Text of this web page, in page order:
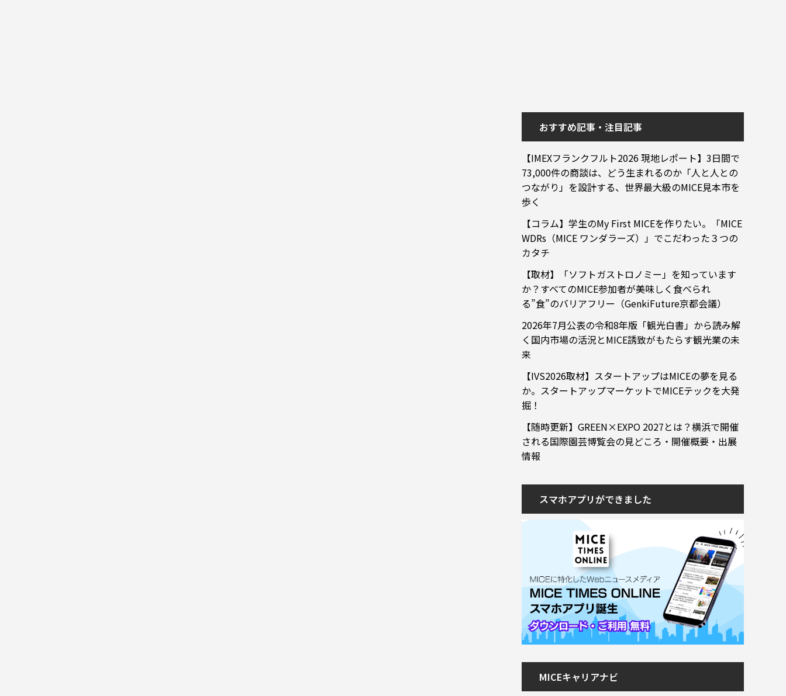
おすすめ記事・注目記事
【IMEXフランクフルト2026 現地レポート】3日間で
73,000件の商談は、どう生まれるのか「人と人との
つながり」を設計する、世界最大級のMICE見本市を
歩く
【コラム】学生のMy First MICEを作りたい。「MICE
WDRs（MICE ワンダラーズ）」でこだわった３つの
カタチ
【取材】「ソフトガストロノミー」を知っています
か？すべてのMICE参加者が美味しく食べられ
る”食”のバリアフリー（GenkiFuture京都会議）
2026年7月公表の令和8年版「観光白書」から読み解
く国内市場の活況とMICE誘致がもたらす観光業の未
来
【IVS2026取材】スタートアップはMICEの夢を見る
か。スタートアップマーケットでMICEテックを大発
掘！
【随時更新】GREEN×EXPO 2027とは？横浜で開催
される国際園芸博覧会の見どころ・開催概要・出展
情報
スマホアプリができました
MICEキャリアナビ